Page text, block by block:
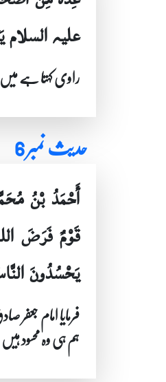
علیہ
راوی کہتا ہے
حدیث نمبر 6
أَحْمَدُ بْنُ
قَوْمٌ فَرَضَ
يَحْسُدُونَ
فرمایا امام
ہم ہی وہ محسود